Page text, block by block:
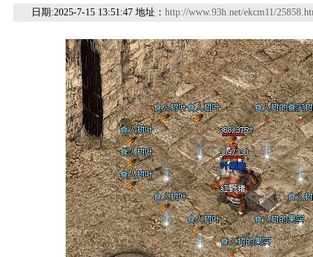
日期:2025-7-15 13:51:47 地址： http://www.93h.net/ekcm11/